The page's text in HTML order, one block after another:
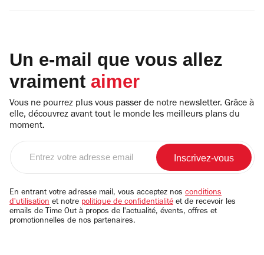
Un e-mail que vous allez
vraiment aimer
Vous ne pourrez plus vous passer de notre newsletter. Grâce à
elle, découvrez avant tout le monde les meilleurs plans du
moment.
email
En entrant votre adresse mail, vous acceptez nos conditions
d'utilisation et notre politique de confidentialité et de recevoir les
emails de Time Out à propos de l'actualité, évents, offres et
promotionnelles de nos partenaires.